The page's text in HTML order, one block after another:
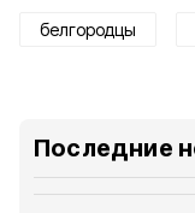
белгородцы
Последние